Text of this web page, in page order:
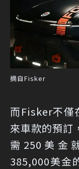
摘自Fisker
而Fisker不僅
來車款的預訂
需250美金
385,000美金